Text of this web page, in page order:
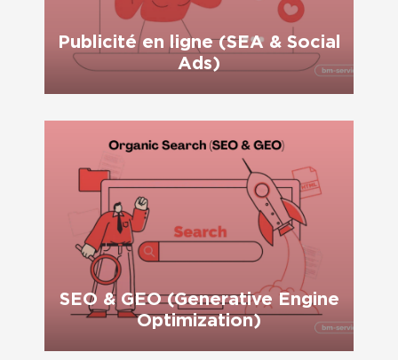
Publicité en ligne (SEA & Social
Ads)
SEO & GEO (Generative Engine
Optimization)